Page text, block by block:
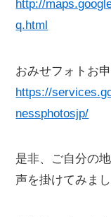
http://
q.html
おみせフォトお
https://
nessphotosjp/
是非、ご自分の
声を掛けてみまし